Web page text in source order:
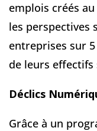
emplois créés
les perspectives
entreprises sur
de leurs effectifs
Déclics
Grâce à un